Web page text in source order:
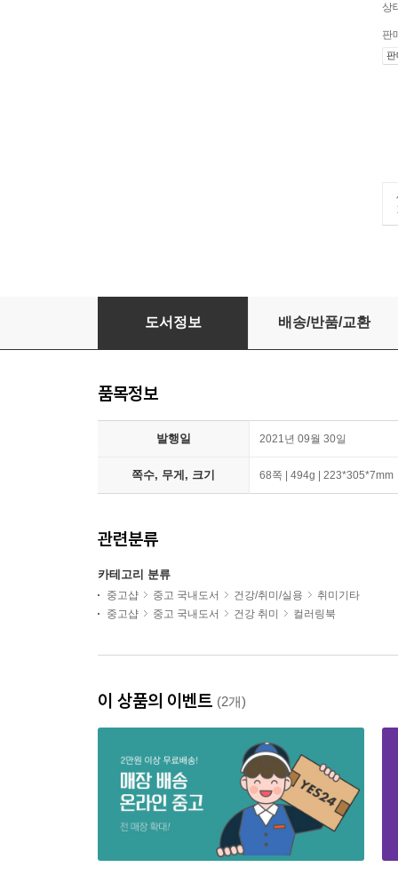
상
판
판
스티커 컬러링 : 미래소년 코난
도서정보 배송/반품/교환
품목정보
발행일 2021년 09월 30일
쪽수, 무게, 크기 68쪽 | 494g | 223*305*7mm
관련분류
카테고리 분류
중고샵 중고 국내도서 건강/취미/실용
취미기타
중고샵
중고 국내도서 건강 취미 컬러링북
이 상품의 이벤트 (2개)